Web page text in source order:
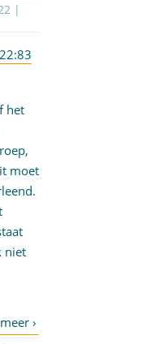
|
het
moet
niet